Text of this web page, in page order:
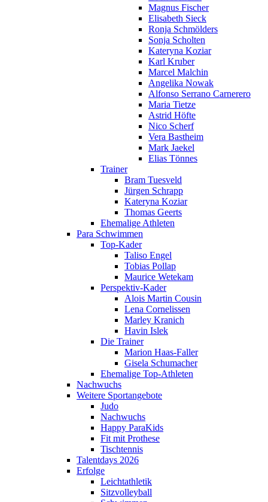
Magnus Fischer
Elisabeth Sieck
Ronja Schmölders
Sonja Scholten
Kateryna Koziar
Karl Kruber
Marcel Malchin
Angelika Nowak
Alfonso Serrano Carnerero
Maria Tietze
Astrid Höfte
Nico Scherf
Vera Bastheim
Mark Jaekel
Elias Tönnes
Trainer
Bram Tuesveld
Jürgen Schrapp
Kateryna Koziar
Thomas Geerts
Ehemalige Athleten
Para Schwimmen
Top-Kader
Taliso Engel
Tobias Pollap
Maurice Wetekam
Perspektiv-Kader
Alois Martin Cousin
Lena Cornelissen
Marley Kranich
Havin Islek
Die Trainer
Marion Haas-Faller
Gisela Schumacher
Ehemalige Top-Athleten
Nachwuchs
Weitere Sportangebote
Judo
Nachwuchs
Happy ParaKids
Fit mit Prothese
Tischtennis
Talentdays 2026
Erfolge
Leichtathletik
Sitzvolleyball